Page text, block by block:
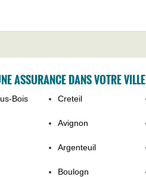
ASSURANCE DANS VOTRE VILLE
Bois Creteil
Avignon
Argenteuil
Boulogn